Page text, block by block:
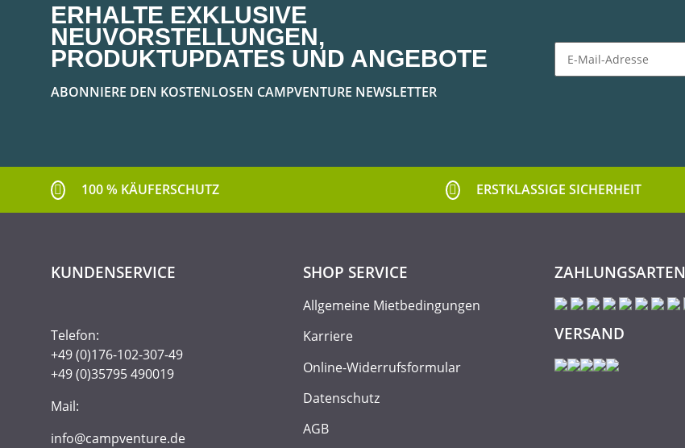
ERHALTE EXKLUSIVE
NEUVORSTELLUNGEN,
PRODUKTUPDATES UND ANGEBOTE
ABONNIERE DEN KOSTENLOSEN CAMPVENTURE NEWSLETTER
100 % KÄUFERSCHUTZ ERSTKLASSIGE SICHERHEIT
KUNDENSERVICE
Telefon:
+49 (0)176-102-307-49
+49 (0)35795 490019
Mail:
info@campventure.de
SHOP SERVICE
Allgemeine Mietbedingungen
Karriere
Online-Widerrufsformular
Datenschutz
AGB
ZAHLUNGSARTEN
VERSAND